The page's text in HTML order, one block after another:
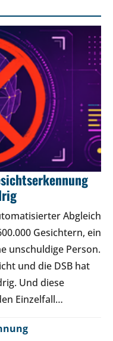
Abgleich
Gesichtern, ein
unschuldige Person.
und die DSB hat
Und diese
Einzelfall…